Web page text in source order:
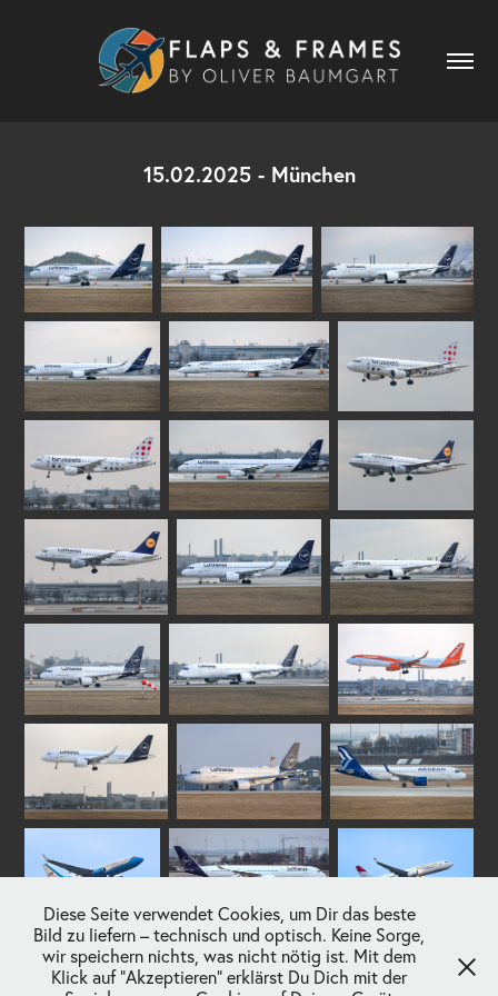
15.02.2025 - München
Diese Seite verwendet Cookies, um Dir das beste
Bild zu liefern – technisch und optisch. Keine Sorge,
wir speichern nichts, was nicht nötig ist. Mit dem
Klick auf "Akzeptieren" erklärst Du Dich mit der